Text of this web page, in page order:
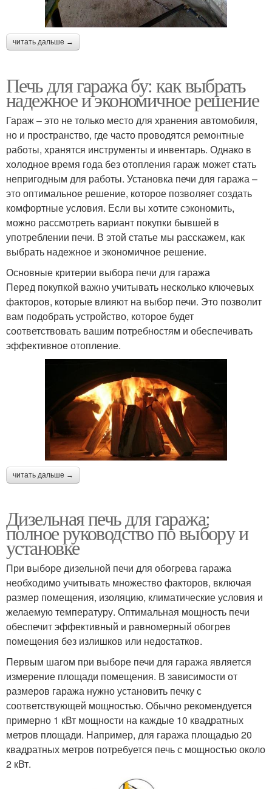
читать дальше →
Печь для гаража бу: как выбрать
надежное и экономичное решение
Гараж – это не только место для хранения автомобиля,
но и пространство, где часто проводятся ремонтные
работы, хранятся инструменты и инвентарь. Однако в
холодное время года без отопления гараж может стать
непригодным для работы. Установка печи для гаража –
это оптимальное решение, которое позволяет создать
комфортные условия. Если вы хотите сэкономить,
можно рассмотреть вариант покупки бывшей в
употреблении печи. В этой статье мы расскажем, как
выбрать надежное и экономичное решение.
Основные критерии выбора печи для гаража
Перед покупкой важно учитывать несколько ключевых
факторов, которые влияют на выбор печи. Это позволит
вам подобрать устройство, которое будет
соответствовать вашим потребностям и обеспечивать
эффективное отопление.
читать дальше →
Дизельная печь для гаража:
полное руководство по выбору и
установке
При выборе дизельной печи для обогрева гаража
необходимо учитывать множество факторов, включая
размер помещения, изоляцию, климатические условия и
желаемую температуру. Оптимальная мощность печи
обеспечит эффективный и равномерный обогрев
помещения без излишков или недостатков.
Первым шагом при выборе печи для гаража является
измерение площади помещения. В зависимости от
размеров гаража нужно установить печку с
соответствующей мощностью. Обычно рекомендуется
примерно 1 кВт мощности на каждые 10 квадратных
метров площади. Например, для гаража площадью 20
квадратных метров потребуется печь с мощностью около
2 кВт.